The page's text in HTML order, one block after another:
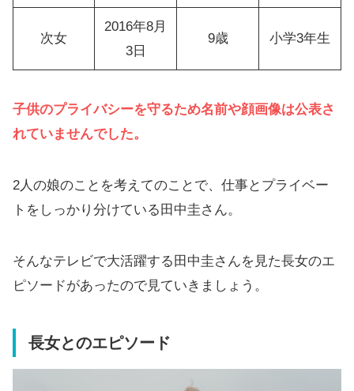
次女
2016年8月
3日
9歳 小学3年生
子供のプライバシーを守るため名前や顔画像は公表さ
れていませんでした。
2人の娘のことを考えてのことで、仕事とプライベー
トをしっかり分けている田中圭さん。
そんなテレビで大活躍する田中圭さんを見た長女のエ
ピソードがあったので見ていきましょう。
長女とのエピソード